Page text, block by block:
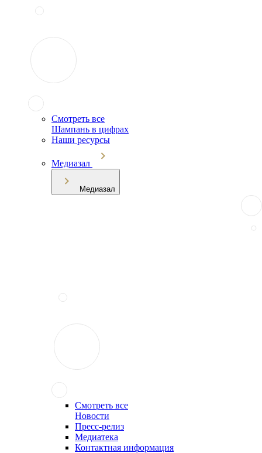
Смотреть все
Шампань в цифрах
Наши ресурсы
Медиазал
Медиазал
Смотреть все
Новости
Пресс-релиз
Медиатека
Контактная информация